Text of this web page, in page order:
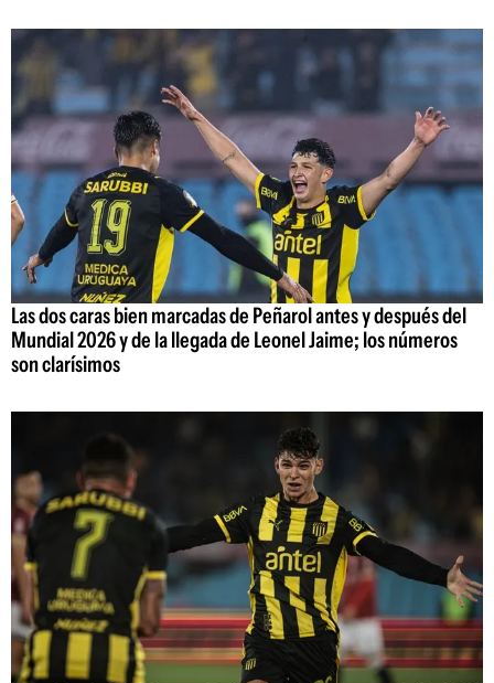
Las dos caras bien marcadas de Peñarol antes y después del
Mundial 2026 y de la llegada de Leonel Jaime; los números
son clarísimos